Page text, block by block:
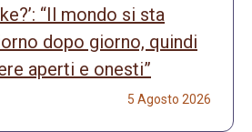
“Il mondo si sta
dopo giorno, quindi
aperti e onesti”
5 Agosto 2026